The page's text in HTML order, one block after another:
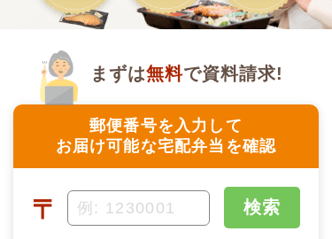
郵便番号を入力して
お届け可能な宅配弁当を確認
まずは無料で資料請求!
〒 検索